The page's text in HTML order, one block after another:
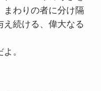
まわりの者に分け隔
え続ける、偉大なる
。